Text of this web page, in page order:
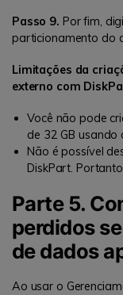
Passo 9. Por fim,
particionamento do
Limitações da
externo com
Você não pode
de 32 GB usando
Não é possível
DiskPart.
Parte 5.
perdidos
de dados
Ao usar o